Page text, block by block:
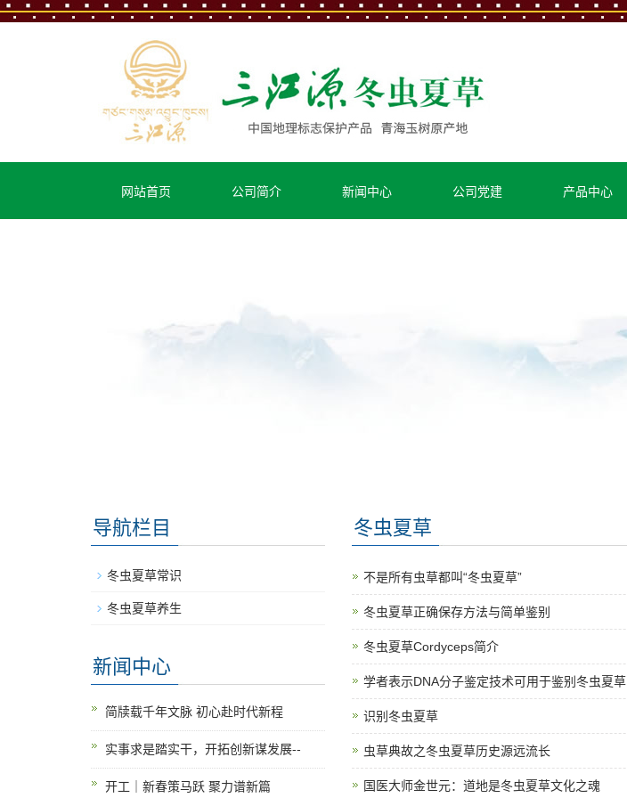
网站首页 公司简介 新闻中心 公司党建 产品中心
冬虫夏草
不是所有虫草都叫“冬虫夏草”
冬虫夏草正确保存方法与简单鉴别
冬虫夏草Cordyceps简介
学者表示DNA分子鉴定技术可用于鉴别冬虫夏草
识别冬虫夏草
虫草典故之冬虫夏草历史源远流长
国医大师金世元：道地是冬虫夏草文化之魂
导航栏目
冬虫夏草常识
冬虫夏草养生
新闻中心
简牍载千年文脉 初心赴时代新程
实事求是踏实干，开拓创新谋发展--
开工｜新春策马跃 聚力谱新篇